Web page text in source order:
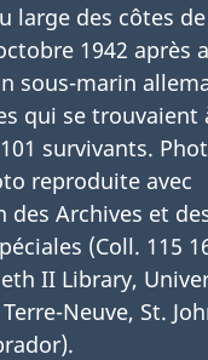
large des côtes
1942 après
sous-marin
qui se trouvaient
survivants.
reproduite avec
des Archives et
(Coll. 115
II Library,
Neuve, St.